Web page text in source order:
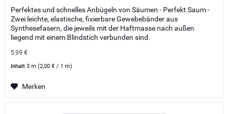
Perfektes und schnelles Anbügeln von Säumen - Perfekt Saum -
Zwei leichte, elastische, fixierbare Gewebebänder aus
Synthesefasern, die jeweils mit der Haftmasse nach außen
liegend mit einem Blindstich verbunden sind.
5,99 €
Inhalt3 m(2,00 € / 1 m)
Merken